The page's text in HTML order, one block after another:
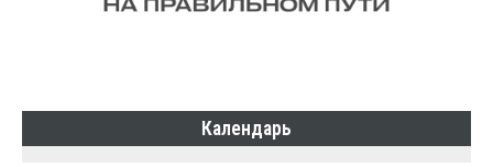
Календарь